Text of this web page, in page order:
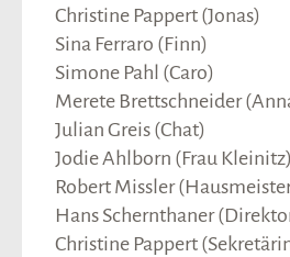
Christine Pappert (Jonas)
Sina Ferraro (Finn)
Simone Pahl (Caro)
Merete Brettschneider
Julian Greis (Chat)
Jodie Ahlborn (Frau Kleinitz)
Robert Missler
Hans Schernthaner
Christine Pappert